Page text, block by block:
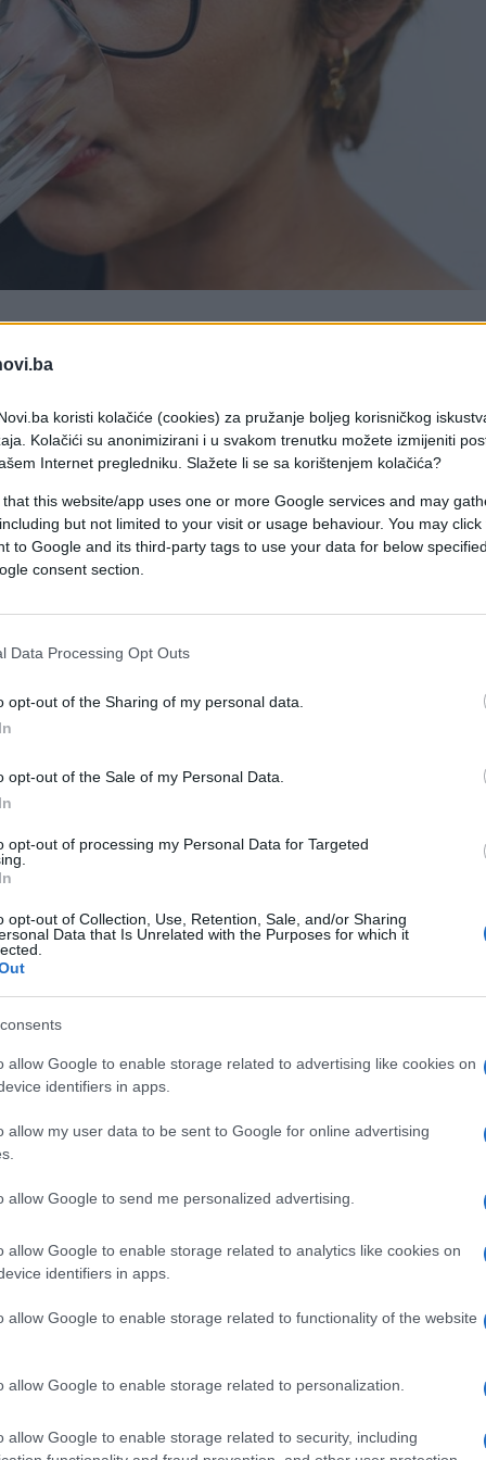
koristi kolačiće (cookies) za pružanje boljeg korisničkog
Kolačići su anonimizirani i u svakom trenutku možete izmijeniti
Internet pregledniku. Slažete li se sa korištenjem kolačića?
that this website/app uses one or more Google services and may
but not limited to your visit or usage behaviour. You may
to Google and its third-party tags to use your data for below
consent section.
Data Processing Opt Outs
opt-out of the Sharing of my personal data.
opt-out of the Sale of my Personal Data.
opt-out of processing my Personal Data for Targeted
opt-out of Collection, Use, Retention, Sale, and/or Sharing
Data that Is Unrelated with the Purposes for which it
allow Google to enable storage related to advertising like cookies on
identifiers in apps.
allow my user data to be sent to Google for online advertising
allow Google to send me personalized advertising.
allow Google to enable storage related to analytics like cookies on
identifiers in apps.
allow Google to enable storage related to functionality of the website
allow Google to enable storage related to personalization.
allow Google to enable storage related to security, including
pravilnom ishranom, ali i uz pomoć malih
plantago, tj. u kombinaciji sa vodom, psilijum
pravu detoksikaciju crijeva. Crijeva je
ishranom, ali i uz pomoć malih trikova za
sjemena biljke plantago, tj. u kombinaciji sa
svojstava omogućava pravu detoksikaciju
dugim sjedenjem i konzumacijom brze
sa varenjem, što dovodi do sve većeg
zatvora.
vlakna i obilje sluzi, stvarajući efektivno
kada se traže prirodna rješenja, ljuske
ulogu kao saveznika za zdravlje crijeva.
proces detoksikacije i izbacivanja
sadržaju polisaharidne sluzi, ljuske
puta.
vlakna i obilje sluzi, što omogućava efikasno
vlakna u biljci pomažu povećanju zapremine
prolazak kroz probavni trakt do debelog
povećavaju svoj obim i podstiču peristaltiku
u vodi, jogurtu ili voćnom soku, i odmah
Preporučuje se popiti dodatnu čašu
zdravlju, ne narušava mikrofloru crijeva niti
kao podrška za ublažavanje problema